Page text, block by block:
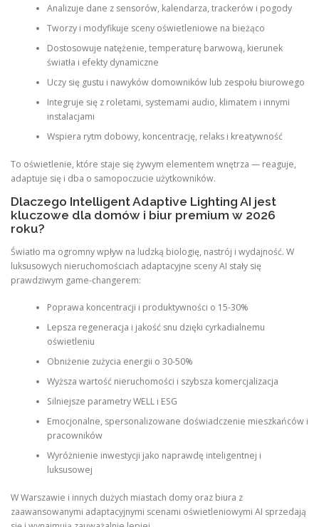
Analizuje dane z sensorów, kalendarza, trackerów i pogody
Tworzy i modyfikuje sceny oświetleniowe na bieżąco
Dostosowuje natężenie, temperaturę barwową, kierunek
światła i efekty dynamiczne
Uczy się gustu i nawyków domowników lub zespołu biurowego
Integruje się z roletami, systemami audio, klimatem i innymi
instalacjami
Wspiera rytm dobowy, koncentrację, relaks i kreatywność
To oświetlenie, które staje się żywym elementem wnętrza — reaguje,
adaptuje się i dba o samopoczucie użytkowników.
Dlaczego Intelligent Adaptive Lighting AI jest
kluczowe dla domów i biur premium w 2026
roku?
Światło ma ogromny wpływ na ludzką biologię, nastrój i wydajność. W
luksusowych nieruchomościach adaptacyjne sceny AI stały się
prawdziwym game-changerem:
Poprawa koncentracji i produktywności o 15-30%
Lepsza regeneracja i jakość snu dzięki cyrkadialnemu
oświetleniu
Obniżenie zużycia energii o 30-50%
Wyższa wartość nieruchomości i szybsza komercjalizacja
Silniejsze parametry WELL i ESG
Emocjonalne, spersonalizowane doświadczenie mieszkańców i
pracowników
Wyróżnienie inwestycji jako naprawdę inteligentnej i
luksusowej
W Warszawie i innych dużych miastach domy oraz biura z
zaawansowanymi adaptacyjnymi scenami oświetleniowymi AI sprzedają